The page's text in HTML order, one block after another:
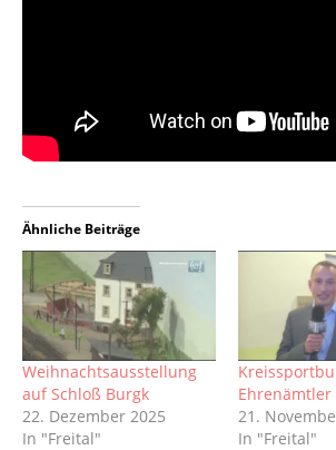
Ähnliche Beiträge
Weihnachtsausstellung
auf Schloß Burgk
22. Dezember 2025
In "Freital"
Ehrenämtler
21.
In "Freital"